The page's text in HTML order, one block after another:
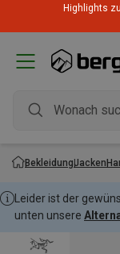
Highlights
BekleidungJacken
Leider ist der
unten unsere